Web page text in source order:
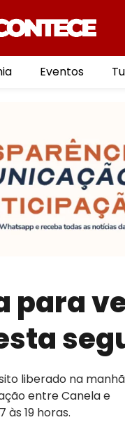
Eventos
para
liberado na manhã
entre Canela e
19 horas.